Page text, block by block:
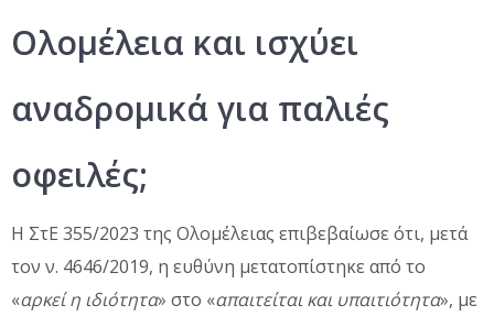
Ολομέλεια και ισχύει
αναδρομικά για παλιές
οφειλές;
Η ΣτΕ 355/2023 της Ολομέλειας επιβεβαίωσε ότι, μετά
τον ν. 4646/2019, η ευθύνη μετατοπίστηκε από το
«αρκεί η ιδιότητα» στο «απαιτείται και υπαιτιότητα», με